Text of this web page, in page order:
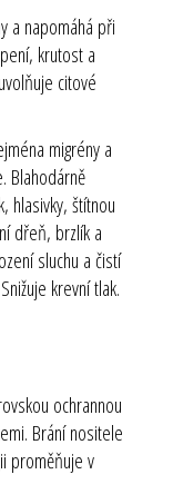
a napomáhá při
krutost a
citové
migrény a
Blahodárně
hlasivky, štítnou
dřeň, brzlík a
sluchu a čistí
krevní tlak.
ochrannou
Brání nositele
proměňuje v